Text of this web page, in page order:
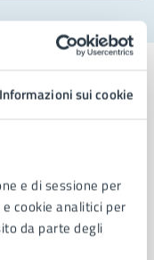
Informazioni sui cookie
e di sessione per
cookie analitici per
da parte degli